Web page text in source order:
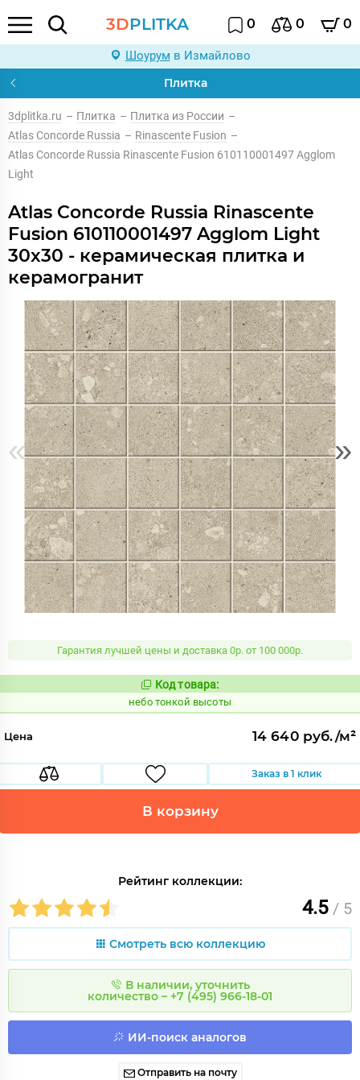
3DPLITKA 0 0 0
Шоурум в Измайлово
Плитка
3dplitka.ru – Плитка – Плитка из России –
Atlas Concorde Russia – Rinascente Fusion –
Atlas Concorde Russia Rinascente Fusion 610110001497 Agglom
Light
Atlas Concorde Russia Rinascente
Fusion 610110001497 Agglom Light
30x30 - керамическая плитка и
керамогранит
« »
Гарантия лучшей цены и доставка 0р. от 100 000р.
Код:
1122132
Код товара:
небо тонкой высоты
Цена 14 640 руб./м²
Заказ в 1 клик
В корзину
Рейтинг коллекции:
4.5 / 5
Смотреть всю коллекцию
В наличии, уточнить
количество – +7 (495) 966-18-01
ИИ-поиск аналогов
Отправить на почту